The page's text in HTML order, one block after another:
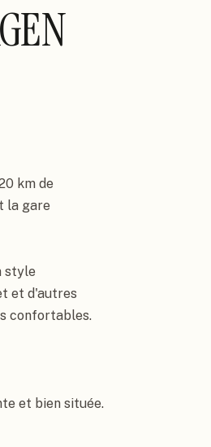
km de
la gare
style
et d'autres
confortables.
et bien située.